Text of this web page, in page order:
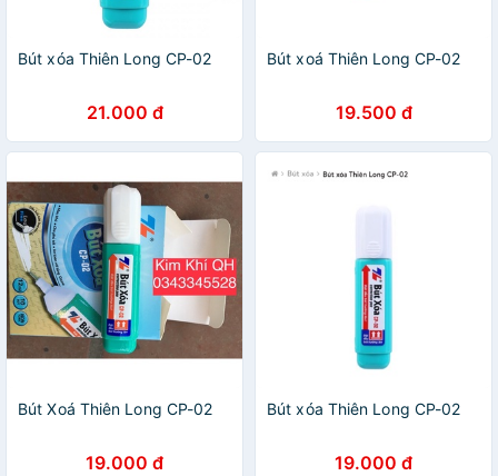
Bút xóa Thiên Long CP-02
21.000 đ
Bút xoá Thiên Long CP-02
19.500 đ
Bút Xoá Thiên Long CP-02
19.000 đ
Bút xóa Thiên Long CP-02
19.000 đ